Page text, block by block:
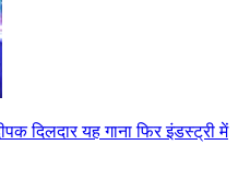
दिलदार यह गाना फिर इंडस्ट्री में